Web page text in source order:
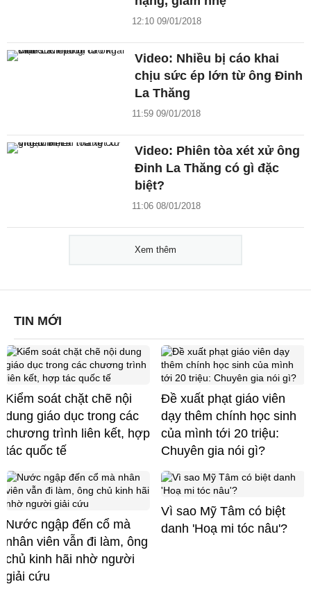
12:10 09/01/2018
Video: Nhiều bị cáo khai
chịu sức ép lớn từ ông Đinh
La Thăng
11:59 09/01/2018
Video: Phiên tòa xét xử ông
Đinh La Thăng có gì đặc
biệt?
11:06 08/01/2018
Xem thêm
TIN MỚI
Kiểm soát chặt chẽ nội
dung giáo dục trong các
chương trình liên kết, hợp
tác quốc tế
Đề xuất phạt giáo viên
dạy thêm chính học sinh
của mình tới 20 triệu:
Chuyên gia nói gì?
Nước ngập đến cổ mà
nhân viên vẫn đi làm, ông
chủ kinh hãi nhờ người
giải cứu
Vì sao Mỹ Tâm có biệt
danh 'Hoạ mi tóc nâu'?